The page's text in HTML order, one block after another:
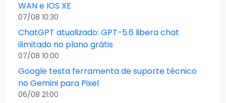
WAN e IOS XE
07/08 10:30
ChatGPT atualizado: GPT-5.6 libera chat
ilimitado no plano grátis
07/08 10:00
Google testa ferramenta de suporte técnico
no Gemini para Pixel
06/08 21:00